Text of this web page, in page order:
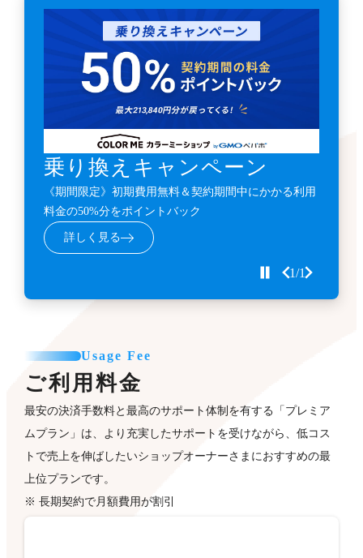
乗り換えキャンペーン
《期間限定》初期費用無料＆契約期間中にかかる利用
料金の50%分をポイントバック
詳しく見る
1/1
Usage Fee
ご利用料金
最安の決済手数料と最高のサポート体制を有する「プレミア
ムプラン」は、より充実したサポートを受けながら、低コス
トで売上を伸ばしたいショップオーナーさまにおすすめの最
上位プランです。
※ 長期契約で月額費用が割引